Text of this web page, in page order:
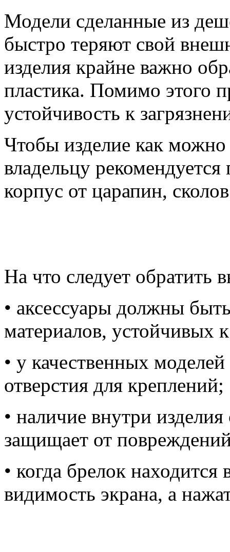
Модели сделанные из
быстро теряют свой
изделия крайне важно
пластика. Помимо этого
устойчивость к
Чтобы изделие как
владельцу
корпус от царапин,
На что следует обратить
• аксессуары должны
материалов, устойчивых
• у качественных
отверстия для креплений;
• наличие внутри
защищает от
• когда брелок
видимость экрана, а